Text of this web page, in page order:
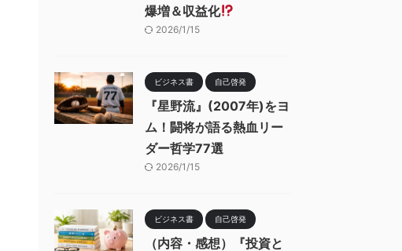
爆増＆収益化
2026/1/15
ビジネス書 自己啓発
『星野流』(2007年)をヨ
ム！闘将が語る熱血リー
ダー哲学77選
2026/1/15
ビジネス書 自己啓発
（内容・感想）『投資と